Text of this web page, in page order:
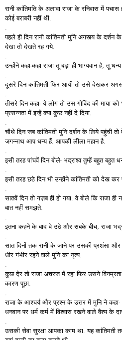
रानी कांतिमति के अलावा राजा के रनिवास में पचास
कोई बराबरी नहीं थी.
.
पहले ही दिन रानी कांतिमती मुनि अगस्त्य के
देखा तो देखते रह गये.
.
उन्होंने कहा-कहा राजा तू बड़ा ही भाग्यवान है, तू
.
दूसरे दिन कांतिमती फिर आयी तो उसे देखकर
.
तीसरे दिन कहा- ये लोग तो उस गोविंद की माया
प्रसन्नता में इन्हें क्या कुछ नहीं दे दिया.
.
चौथे दिन जब कांतिमती मुनि दर्शन के लिये पहुंची
जगन्नाथ आप धन्य हैं. आपकी लीला महान है.
.
इसी तरह पांचवें दिन बोले- भद्राश्व तुम्हें बहुत बहुत
.
इसी तरह छठे दिन भी उन्होंने कांतिमती को देख कर
.
सातवें दिन तो गज़ब ही हो गया. वे बोले कि राजा
बात नहीं समझते.
.
इतना कहने के बाद वे उठे और सबके बीच, राजा
.
सात दिनों तक रानी के जाने पर उसकी प्रशंसा
धीर गंभीर रहने वाले मुनि का नृत्य.
.
कुछ देर तो राजा अचरज में रहा फिर उसने
कारण पूछा.
.
राजा के आश्चर्य और प्रश्न के उत्तर में मुनि ने
धनवान पर धर्म कर्म में विश्वास रखने वाले वैश्य के
.
उसकी सेवा सुरक्षा आपका काम था. यह कांतिमती